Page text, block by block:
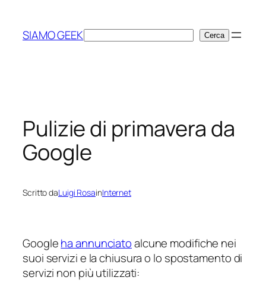
contenuto
SIAMO GEEKCerca Cerca
Pulizie di primavera da
Google
Scritto daLuigi RosainInternet
Googleha annunciatoalcune modifiche nei
suoi servizi e la chiusura o lo spostamento di
servizi non più utilizzati: